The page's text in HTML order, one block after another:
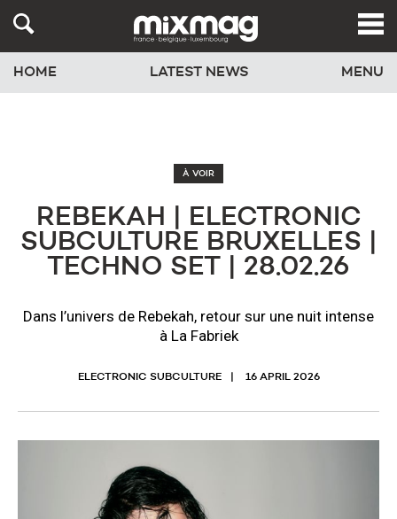
HOME LATEST NEWS MENU
À VOIR
REBEKAH | ELECTRONIC
SUBCULTURE BRUXELLES |
TECHNO SET | 28.02.26
Dans l’univers de Rebekah, retour sur une nuit intense
à La Fabriek
ELECTRONIC SUBCULTURE 16 APRIL 2026